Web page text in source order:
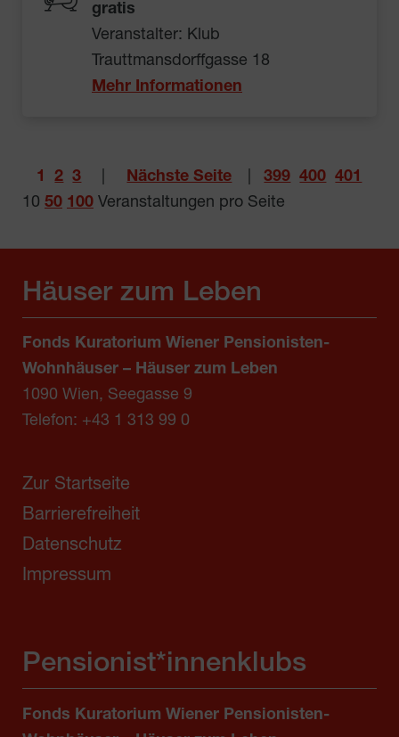
gratis
Veranstalter: Klub
Trauttmansdorffgasse 18
Mehr Informationen
1 2 3 Nächste Seite 399 400 401
10 50 100 Veranstaltungen pro Seite
Häuser zum Leben
Fonds Kuratorium Wiener Pensionisten-
Wohnhäuser – Häuser zum Leben
1090 Wien, Seegasse 9
Telefon: +43 1 313 99 0
Zur Startseite
Barrierefreiheit
Datenschutz
Impressum
Pensionist*innenklubs
Fonds Kuratorium Wiener Pensionisten-